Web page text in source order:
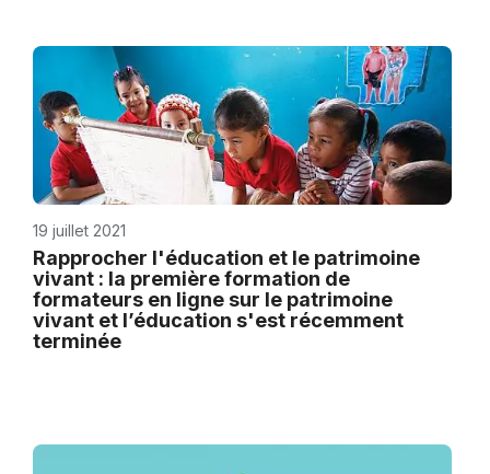
19 juillet 2021
Rapprocher l'éducation et le patrimoine
vivant : la première formation de
formateurs en ligne sur le patrimoine
vivant et l’éducation s'est récemment
terminée